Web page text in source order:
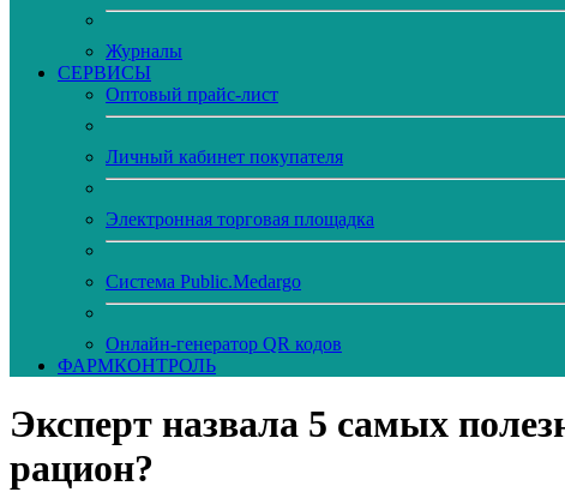
Журналы
CЕРВИСЫ
Оптовый прайс-лист
Личный кабинет покупателя
Электронная торговая площадка
Система Public.Medargo
Онлайн-генератор QR кодов
ФАРМКОНТРОЛЬ
Эксперт назвала 5 самых
рацион?